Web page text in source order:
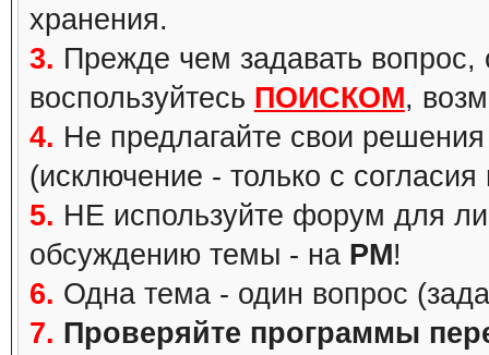
хранения.
3. Прежде чем задавать вопрос,
воспользуйтесь ПОИСКОМ,
4. Не предлагайте свои
(исключение - только с
5. НЕ используйте форум для
обсуждению темы - на PM!
6. Одна тема - один вопрос
7. Проверяйте программы